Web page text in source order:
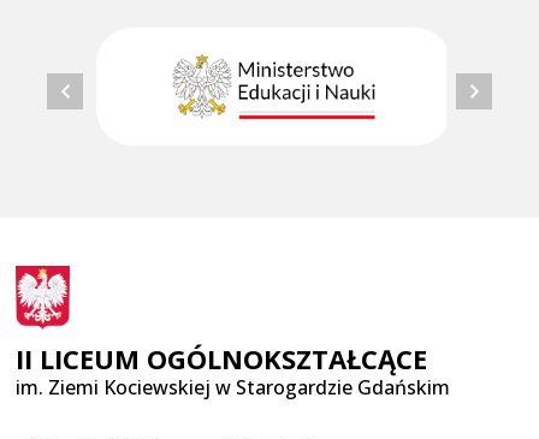
II LICEUM OGÓLNOKSZTAŁCĄCE
im. Ziemi Kociewskiej w Starogardzie Gdańskim